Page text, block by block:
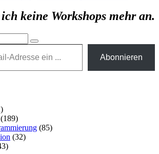
in
Deutschland“
Treemaps
und
keine Workshops mehr an.
Suchen
Abonnieren
(189)
(85)
(32)